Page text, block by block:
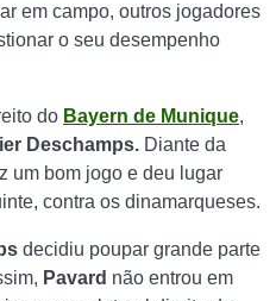
em campo, outros jogadores
o seu desempenho
do Bayern de Munique,
Deschamps. Diante da
um bom jogo e deu lugar
contra os dinamarqueses.
decidiu poupar grande parte
Pavard não entrou em